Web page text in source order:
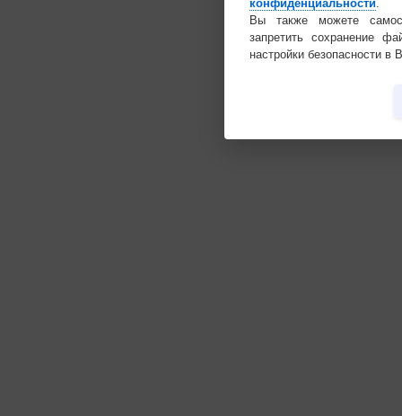
конфиденциальности.
Вы также можете
запретить сохранение
настройки безопасности в